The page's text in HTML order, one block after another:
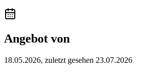
Angebot von
18.05.2026, zuletzt gesehen 23.07.2026